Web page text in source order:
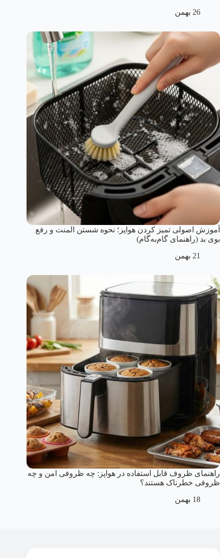
26 بهمن
آموزش اصولی تمیز کردن هواپز؛ نحوه شستن المنت و رفع
بوی بد (راهنمای گام‌به‌گام)
21 بهمن
راهنمای ظروف قابل استفاده در هواپز: چه ظروفی امن و چه
ظروفی خطرناک هستند؟
18 بهمن